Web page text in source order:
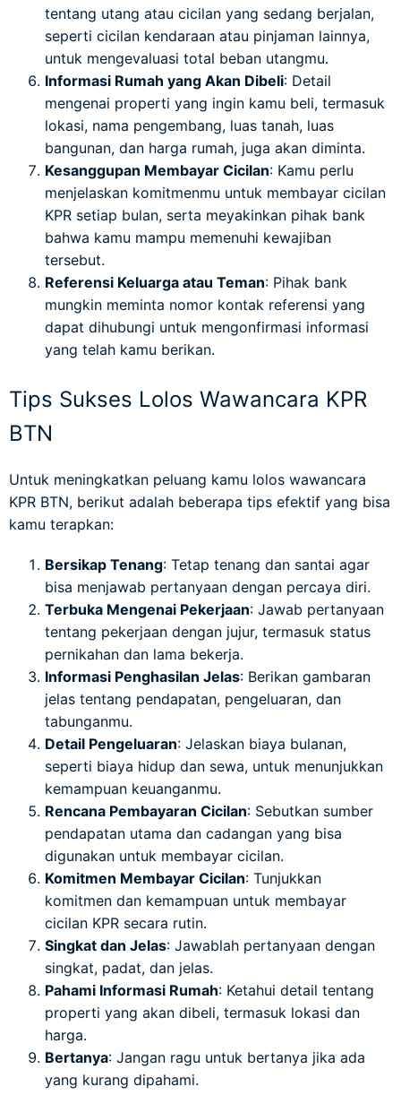
tentang utang atau cicilan yang sedang berjalan,
seperti cicilan kendaraan atau pinjaman lainnya,
untuk mengevaluasi total beban utangmu.
Informasi Rumah yang Akan Dibeli: Detail
mengenai properti yang ingin kamu beli, termasuk
lokasi, nama pengembang, luas tanah, luas
bangunan, dan harga rumah, juga akan diminta.
Kesanggupan Membayar Cicilan: Kamu perlu
menjelaskan komitmenmu untuk membayar cicilan
KPR setiap bulan, serta meyakinkan pihak bank
bahwa kamu mampu memenuhi kewajiban
tersebut.
Referensi Keluarga atau Teman: Pihak bank
mungkin meminta nomor kontak referensi yang
dapat dihubungi untuk mengonfirmasi informasi
yang telah kamu berikan.
Tips Sukses Lolos Wawancara KPR
BTN
Untuk meningkatkan peluang kamu lolos wawancara
KPR BTN, berikut adalah beberapa tips efektif yang bisa
kamu terapkan:
Bersikap Tenang: Tetap tenang dan santai agar
bisa menjawab pertanyaan dengan percaya diri.
Terbuka Mengenai Pekerjaan: Jawab pertanyaan
tentang pekerjaan dengan jujur, termasuk status
pernikahan dan lama bekerja.
Informasi Penghasilan Jelas: Berikan gambaran
jelas tentang pendapatan, pengeluaran, dan
tabunganmu.
Detail Pengeluaran: Jelaskan biaya bulanan,
seperti biaya hidup dan sewa, untuk menunjukkan
kemampuan keuanganmu.
Rencana Pembayaran Cicilan: Sebutkan sumber
pendapatan utama dan cadangan yang bisa
digunakan untuk membayar cicilan.
Komitmen Membayar Cicilan: Tunjukkan
komitmen dan kemampuan untuk membayar
cicilan KPR secara rutin.
Singkat dan Jelas: Jawablah pertanyaan dengan
singkat, padat, dan jelas.
Pahami Informasi Rumah: Ketahui detail tentang
properti yang akan dibeli, termasuk lokasi dan
harga.
Bertanya: Jangan ragu untuk bertanya jika ada
yang kurang dipahami.